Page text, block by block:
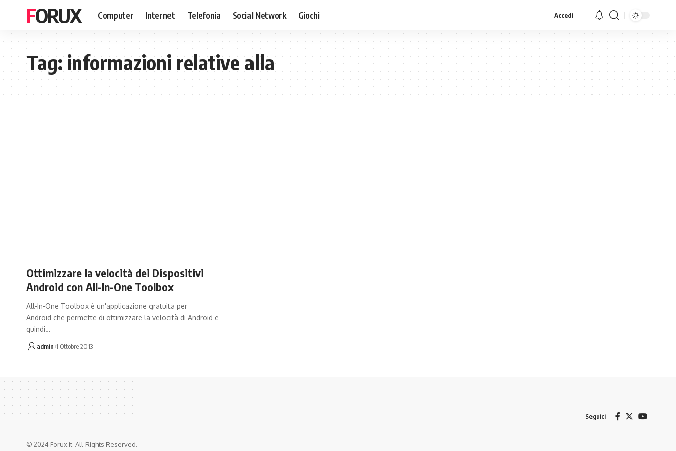
FORUX Computer Internet Telefonia Social Network Giochi Accedi
Tag:informazioni relative alla
Ottimizzare la velocità dei Dispositivi
Android con All-In-One Toolbox
All-In-One Toolbox è un'applicazione gratuita per
Android che permette di ottimizzare la velocità di Android e
quindi…
admin 1 Ottobre 2013
Seguici
© 2024 Forux.it. All Rights Reserved.